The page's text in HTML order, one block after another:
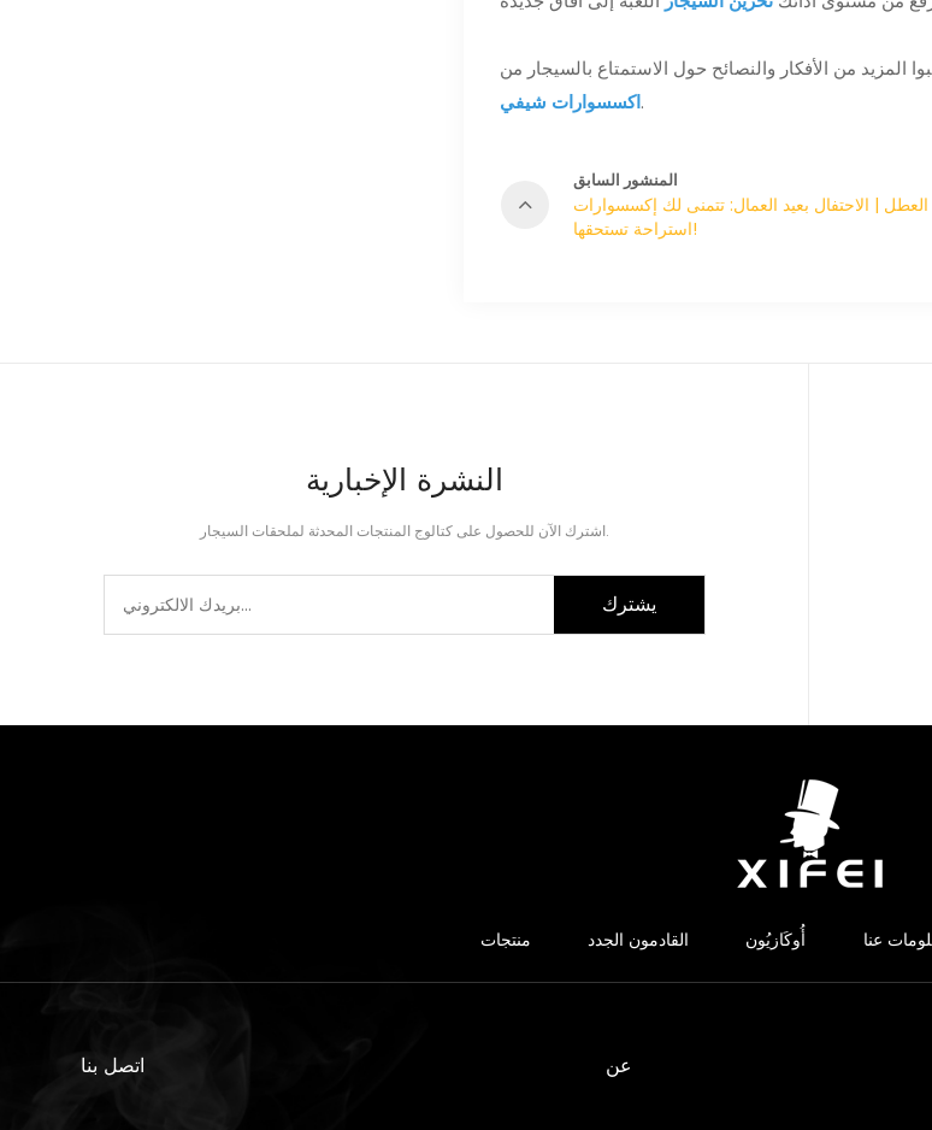
من الأفكار والنصائح حول الاستمتاع بالسيجار من
اكسسوارات شيفي.
المنشور السابق
العطل | الاحتفال بعيد العمال: تتمنى لك إكسسوارات Xifei
استراحة تستحقها!
النشرة الإخبارية
اشترك الآن للحصول على كتالوج المنتجات المحدثة لملحقات السيجار.
يشترك
منتجات القادمون الجدد أُوكَازيُون عنا
اتصل بنا عن